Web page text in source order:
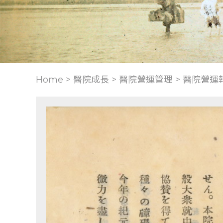
Home > 醫院成長 > 醫院營運管理 > 醫院營運